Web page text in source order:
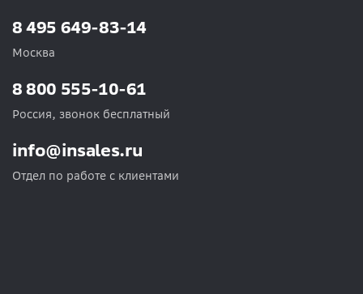
8 495 649-83-14
Москва
info@insales.ru
Отдел по работе с клиентами
8 800 555-10-61
Россия, звонок бесплатный